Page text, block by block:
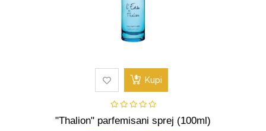
Kupi
"Thalion" parfemisani sprej (100ml)